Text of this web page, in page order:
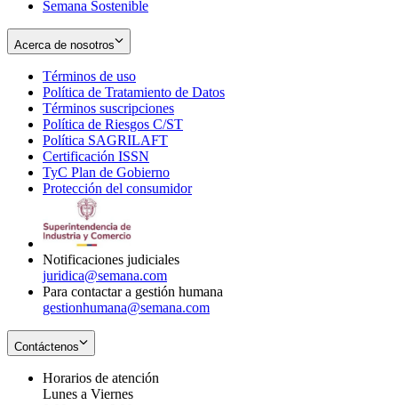
Semana Sostenible
Acerca de nosotros
Términos de uso
in
new
window
Política de Tratamiento de Datos
Términos suscripciones
in
Política de Riesgos C/ST
Política SAGRILAFT
new
window
Certificación ISSN
in
new
TyC Plan de Gobierno
in
Protección del consumidorOpens
Notificaciones judiciales
juridica@semana.com
Para contactar a gestión humana
gestionhumana@semana.com
Contáctenos
Horarios de atención
Lunes a Viernes